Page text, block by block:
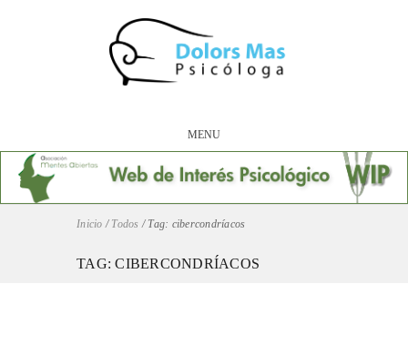
MENU
Inicio / Todos / Tag: cibercondríacos
TAG: CIBERCONDRÍACOS